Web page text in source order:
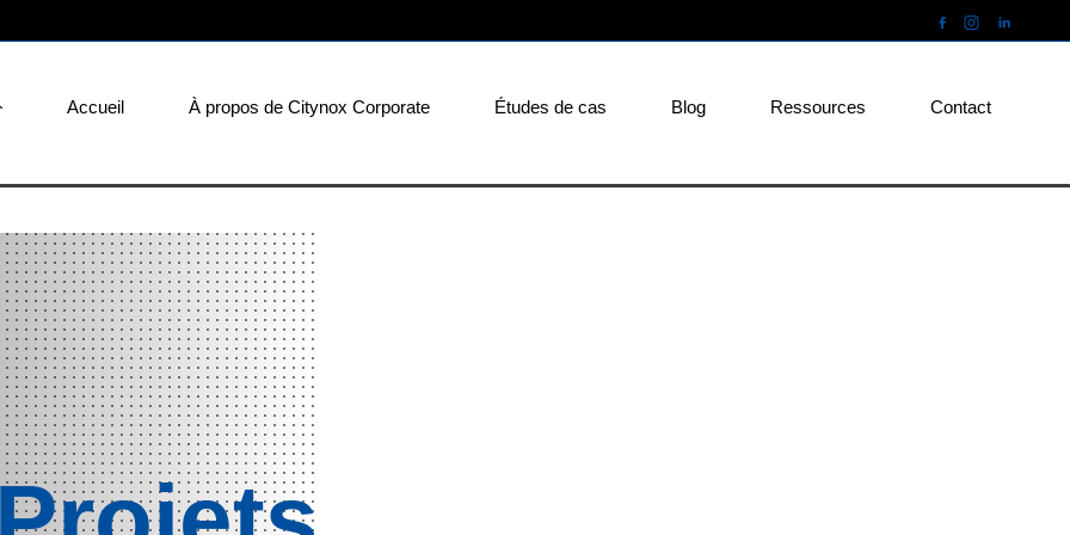
Accueil À propos de Citynox Corporate Études de cas Blog Ressources Contact